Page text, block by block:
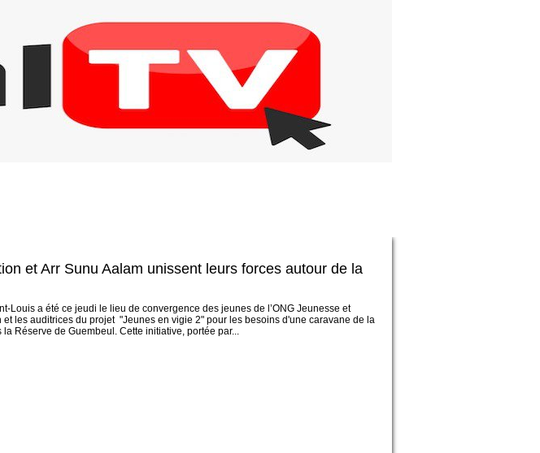
et Arr Sunu Aalam unissent leurs forces autour de la
Louis a été ce jeudi le lieu de convergence des jeunes de l’ONG Jeunesse et
et les auditrices du projet "Jeunes en vigie 2" pour les besoins d'une caravane de la
Réserve de Guembeul. ​Cette initiative, portée par...